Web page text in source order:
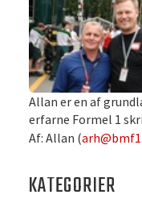
Allan er en af
erfarne Formel 1
Af: Allan (
KATEGORIER